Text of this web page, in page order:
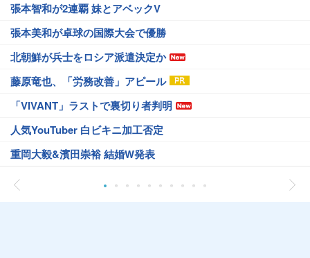
張本智和が2連覇 妹とアベックV
張本美和が卓球の国際大会で優勝
北朝鮮が兵士をロシア派遣決定か
藤原竜也、「労務改善」アピール
「VIVANT」ラストで裏切り者判明
人気YouTuber 白ビキニ加工否定
重岡大毅&濱田崇裕 結婚W発表